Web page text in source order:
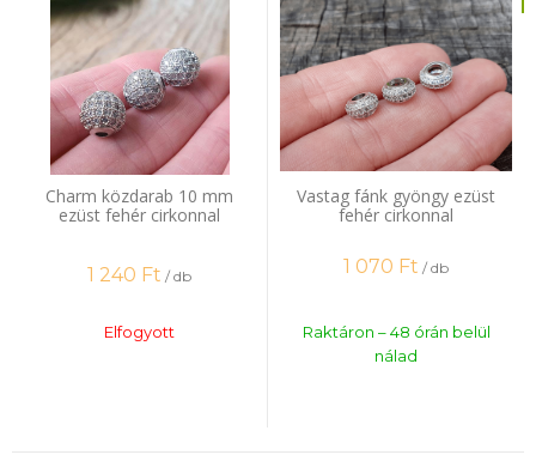
Charm közdarab 10 mm
ezüst fehér cirkonnal
1 240 Ft / db
Elfogyott
Vastag fánk gyöngy ezüst
fehér cirkonnal
1 070 Ft / db
Raktáron – 48 órán belül
nálad